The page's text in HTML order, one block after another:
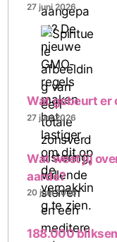
27 juni 2026
Wat gebeurt er
27 juni 2026
Wat weet jij
aarde?
20 juni 2026
188.000